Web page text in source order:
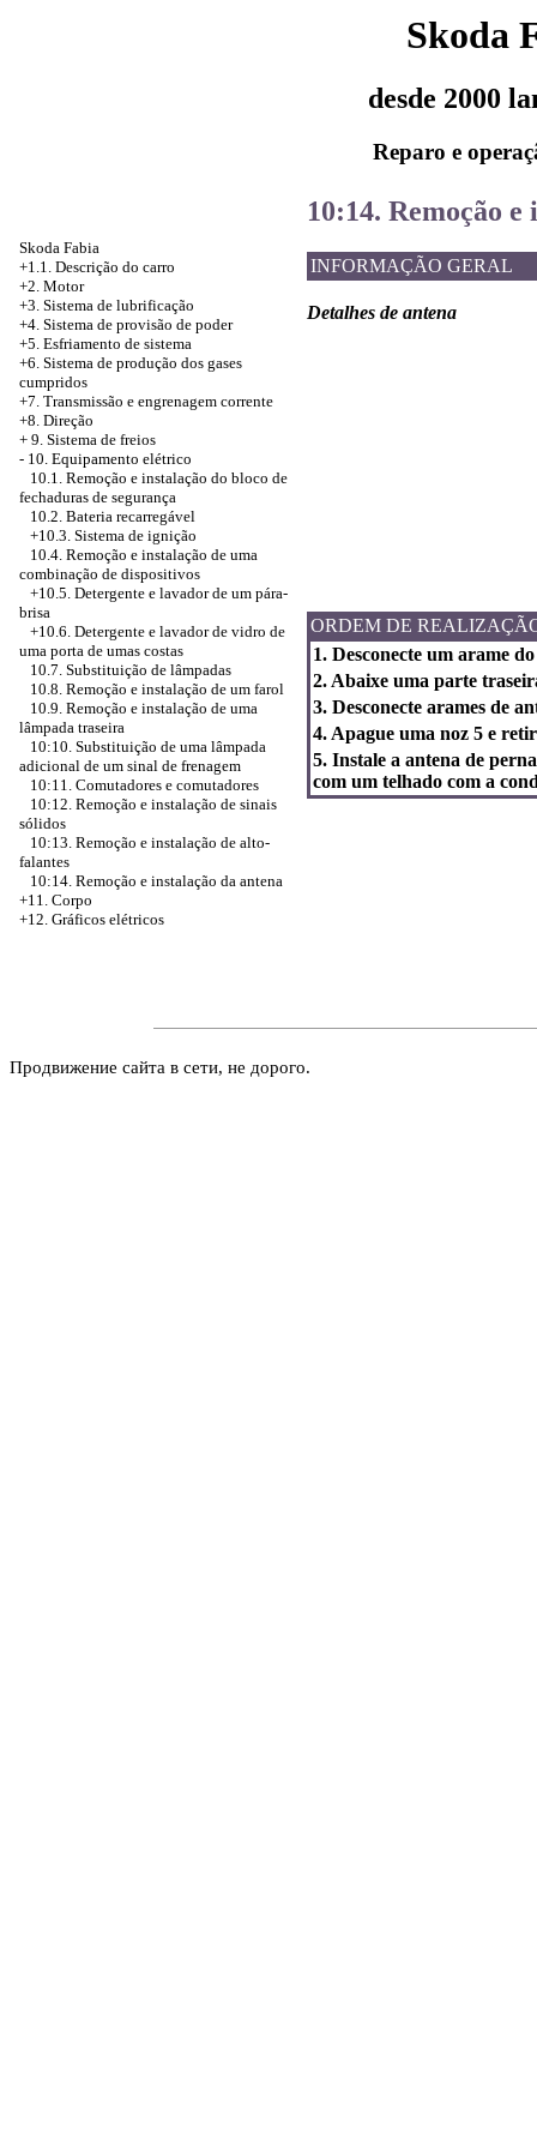
Skoda
desde 2000
Reparo e
Skoda Fabia
+1.1. Descrição do carro
+2. Motor
+3. Sistema de lubrificação
+4. Sistema de provisão de poder
+5. Esfriamento de sistema
+6. Sistema de produção dos gases
cumpridos
+7. Transmissão e engrenagem corrente
+8. Direção
+ 9. Sistema de freios
- 10. Equipamento elétrico
10.1. Remoção e instalação do bloco de
fechaduras de segurança
10.2. Bateria recarregável
+10.3. Sistema de ignição
10.4. Remoção e instalação de uma
combinação de dispositivos
+10.5. Detergente e lavador de um pára-
brisa
+10.6. Detergente e lavador de vidro de
uma porta de umas costas
10.7. Substituição de lâmpadas
10.8. Remoção e instalação de um farol
10.9. Remoção e instalação de uma
lâmpada traseira
10:10. Substituição de uma lâmpada
adicional de um sinal de frenagem
10:11. Comutadores e comutadores
10:12. Remoção e instalação de sinais
sólidos
10:13. Remoção e instalação de alto-
falantes
10:14. Remoção e instalação da antena
+11. Corpo
+12. Gráficos elétricos
10:14. Remoção
INFORMAÇÃO GERAL
Detalhes de antena
ORDEM DE
1. Desconecte um arame
2. Abaixe uma parte
3. Desconecte arames de
4. Apague uma noz 5 e
5. Instale a antena de
com um telhado com a
Продвижение сайта в сети, не дорого.